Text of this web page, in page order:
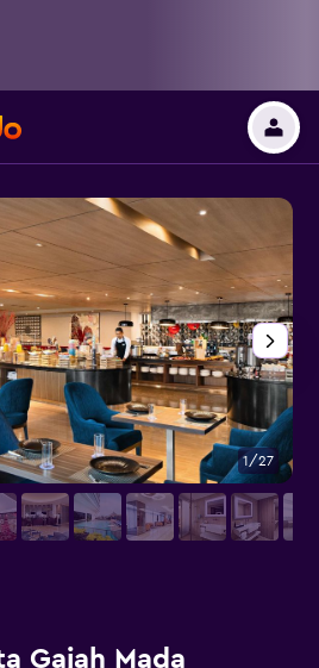
Gajah Mada
1/27